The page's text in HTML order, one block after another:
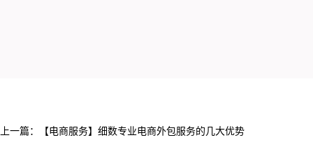
上一篇： 【电商服务】细数专业电商外包服务的几大优势